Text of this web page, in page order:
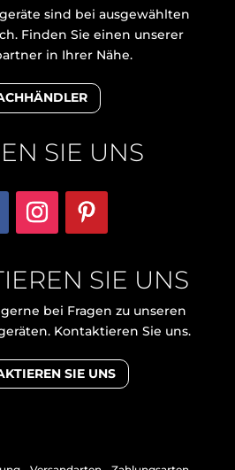
sind bei ausgewählten
Finden Sie einen unserer
in Ihrer Nähe.
SIE UNS
SIE UNS
bei Fragen zu unseren
Kontaktieren Sie uns.
SIE UNS